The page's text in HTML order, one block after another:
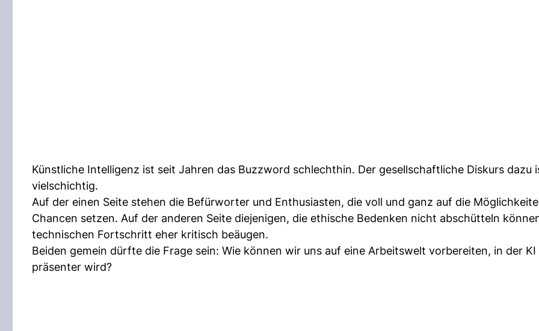
Künstliche Intelligenz ist seit Jahren das Buzzword schlechthin. Der gesellschaftliche Diskurs dazu
vielschichtig.
Auf der einen Seite stehen die Befürworter und Enthusiasten, die voll und ganz auf die
Chancen setzen. Auf der anderen Seite diejenigen, die ethische Bedenken nicht abschütteln
technischen Fortschritt eher kritisch beäugen.
Beiden gemein dürfte die Frage sein: Wie können wir uns auf eine Arbeitswelt vorbereiten, in der KI
präsenter wird?